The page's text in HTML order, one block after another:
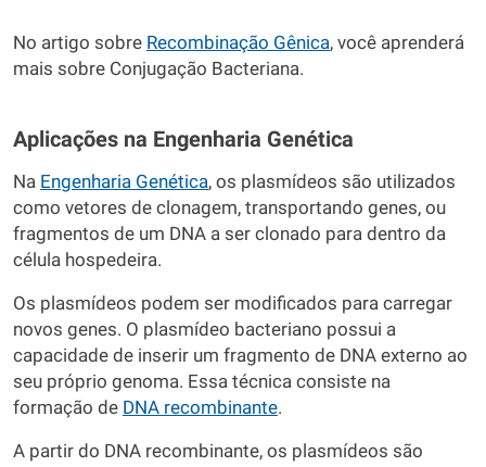
No artigo sobre Recombinação Gênica, você aprenderá
mais sobre Conjugação Bacteriana.
Aplicações na Engenharia Genética
Na Engenharia Genética, os plasmídeos são utilizados
como vetores de clonagem, transportando genes, ou
fragmentos de um DNA a ser clonado para dentro da
célula hospedeira.
Os plasmídeos podem ser modificados para carregar
novos genes. O plasmídeo bacteriano possui a
capacidade de inserir um fragmento de DNA externo ao
seu próprio genoma. Essa técnica consiste na
formação de DNA recombinante.
A partir do DNA recombinante, os plasmídeos são